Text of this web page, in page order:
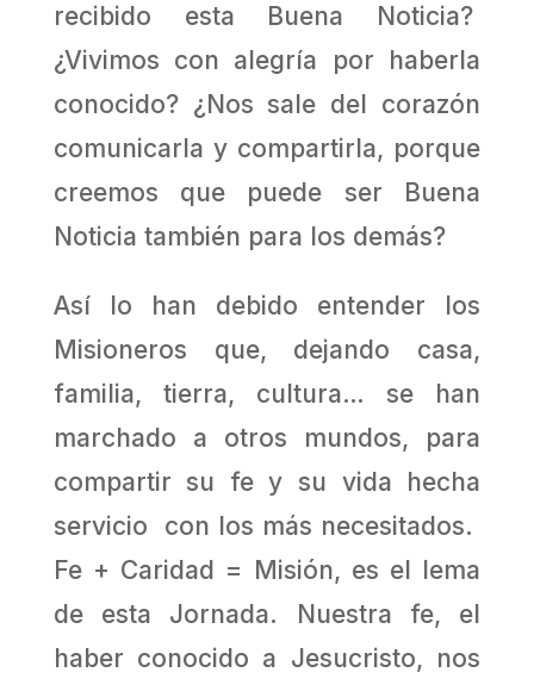
recibido esta Buena Noticia?
¿Vivimos con alegría por haberla
conocido? ¿Nos sale del corazón
comunicarla y compartirla, porque
creemos que puede ser Buena
Noticia también para los demás?
Así lo han debido entender los
Misioneros que, dejando casa,
familia, tierra, cultura… se han
marchado a otros mundos, para
compartir su fe y su vida hecha
servicio con los más necesitados.
Fe + Caridad = Misión, es el lema
de esta Jornada. Nuestra fe, el
haber conocido a Jesucristo, nos